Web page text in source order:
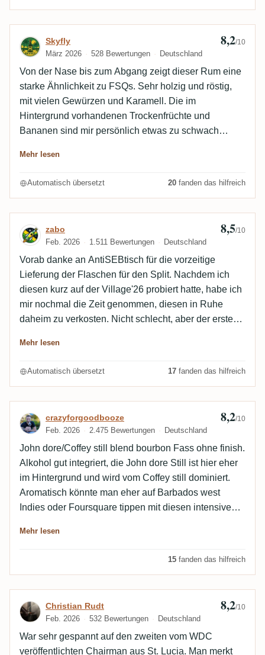
Bewertung von Skyfly
Skyfly
März 2026 528 Bewertungen Deutschland
8,2/10
Von der Nase bis zum Abgang zeigt dieser Rum eine
starke Ähnlichkeit zu FSQs. Sehr holzig und röstig,
mit vielen Gewürzen und Karamell. Die im
Hintergrund vorhandenen Trockenfrüchte und
Bananen sind mir persönlich etwas zu schwach
du dem Rum ausreichend Zeit zum Atmen gibst.
Mehr lesen
Automatisch übersetzt 20 fanden das hilfreich
Bewertung von zabo
zabo
Feb. 2026 1.511 Bewertungen Deutschland
8,5/10
Vorab danke an AntiSEBtisch für die vorzeitige
Lieferung der Flaschen für den Split. Nachdem ich
diesen kurz auf der Village'26 probiert hatte, habe ich
mir nochmal die Zeit genommen, diesen in Ruhe
daheim zu verkosten. Nicht schlecht, aber der erste
Mehr lesen
Automatisch übersetzt 17 fanden das hilfreich
Bewertung von crazyforgoodbooze
crazyforgoodbooze
Feb. 2026 2.475 Bewertungen Deutschland
8,2/10
John dore/Coffey still blend bourbon Fass ohne finish.
Alkohol gut integriert, die John dore Still ist hier eher
im Hintergrund und wird vom Coffey still dominiert.
Aromatisch könnte man eher auf Barbados west
Indies oder Foursquare tippen mit diesen intensiven
Ungewöhnlich aber lecker!
Mehr lesen
15 fanden das hilfreich
Bewertung von Christian Rudt
Christian Rudt
Feb. 2026 532 Bewertungen Deutschland
8,2/10
War sehr gespannt auf den zweiten vom WDC
veröffentlichten Chairman aus St. Lucia. Man merkt